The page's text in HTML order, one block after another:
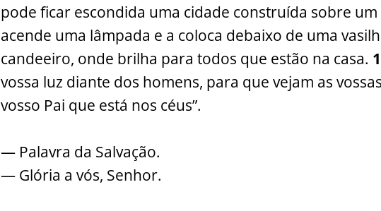
pode ficar escondida uma cidade construída sobre
acende uma lâmpada e a coloca debaixo de uma
candeeiro, onde brilha para todos que estão na casa.
vossa luz diante dos homens, para que vejam as
vosso Pai que está nos céus”.
— Palavra da Salvação.
— Glória a vós, Senhor.